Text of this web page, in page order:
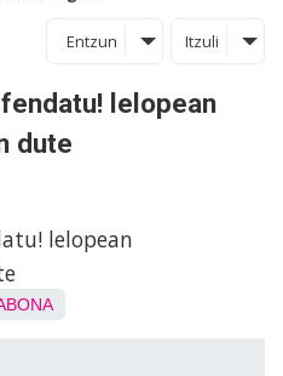
Entzun Itzuli
lelopean
dute
lelopean